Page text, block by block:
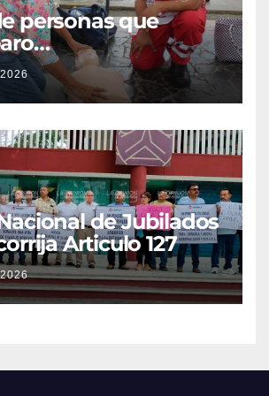
personas que
mueren
de Jubilados
Articulo 127